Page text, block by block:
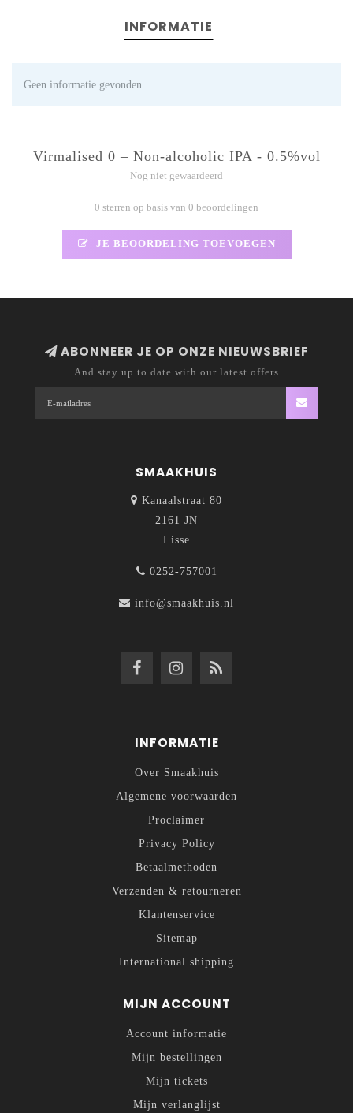
INFORMATIE
Geen informatie gevonden
Virmalised 0 – Non-alcoholic IPA - 0.5%vol
Nog niet gewaardeerd
0 sterren op basis van 0 beoordelingen
JE BEOORDELING TOEVOEGEN
ABONNEER JE OP ONZE NIEUWSBRIEF
And stay up to date with our latest offers
SMAAKHUIS
Kanaalstraat 80
2161 JN
Lisse
0252-757001
info@smaakhuis.nl
INFORMATIE
Over Smaakhuis
Algemene voorwaarden
Proclaimer
Privacy Policy
Betaalmethoden
Verzenden & retourneren
Klantenservice
Sitemap
International shipping
MIJN ACCOUNT
Account informatie
Mijn bestellingen
Mijn tickets
Mijn verlanglijst